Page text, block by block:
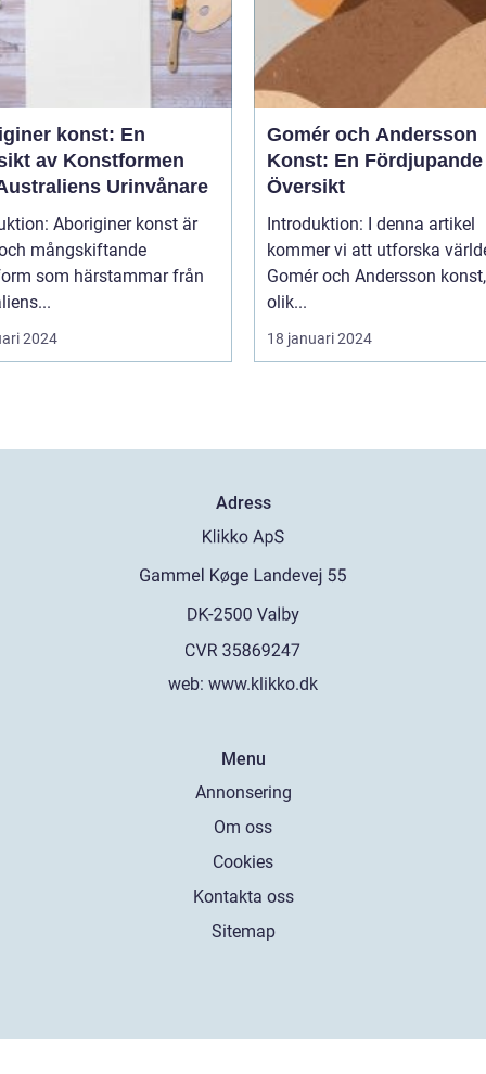
konst: En
av Konstformen
Urinvånare
Aboriginer konst är
mångskiftande
som härstammar från
2024
Gomér och Andersson
Konst: En Fördjupande
Översikt
Introduktion: I denna artikel
kommer vi att utforska
Gomér och Andersson
olik...
18 januari 2024
Adress
web: www.klikko.dk
Menu
Annonsering
Om oss
Cookies
Kontakta oss
Sitemap